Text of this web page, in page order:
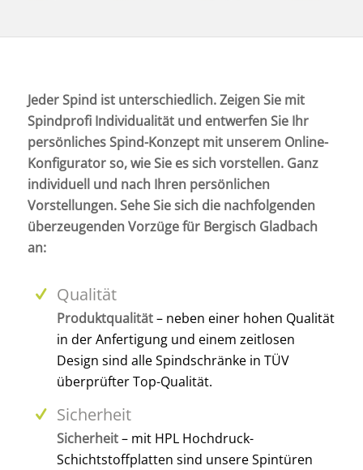
Jeder Spind ist unterschiedlich. Zeigen Sie mit
Spindprofi Individualität und entwerfen Sie Ihr
persönliches Spind-Konzept mit unserem Online-
Konfigurator so, wie Sie es sich vorstellen. Ganz
individuell und nach Ihren persönlichen
Vorstellungen. Sehe Sie sich die nachfolgenden
überzeugenden Vorzüge für Bergisch Gladbach
an:
Qualität
Produktqualität– neben einer hohen Qualität
in der Anfertigung und einem zeitlosen
Design sind alle Spindschränke in TÜV
überprüfter Top-Qualität.
Sicherheit
Sicherheit– mit HPL Hochdruck-
Schichtstoffplatten sind unsere Spintüren